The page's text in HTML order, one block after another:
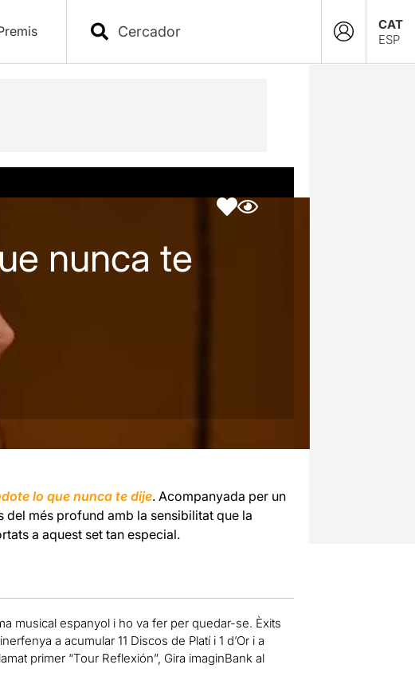
CAT
ESP
nunca te
lo que nunca te dije. Acompanyada per un
del més profund amb la sensibilitat que la
a aquest set tan especial.
musical espanyol i ho va fer per quedar-se. Èxits
a acumular 11 Discos de Platí i 1 d’Or i a
primer “Tour Reflexión”, Gira imaginBank al